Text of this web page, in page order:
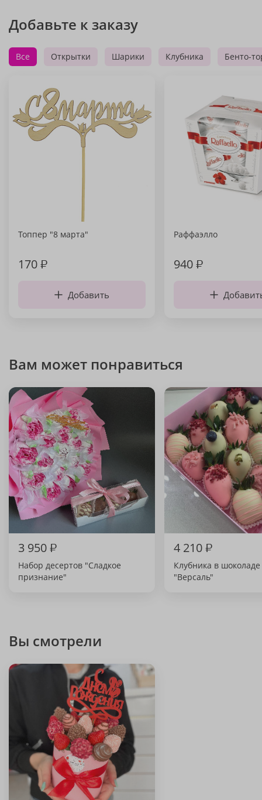
Добавьте к заказу
Все Открытки Шарики Клубника Бенто-
Топпер "8 марта"
170₽
Добавить
Раффаэлло
940₽
Вам может понравиться
3 950₽
Набор десертов "Сладкое
признание"
4 210₽
Клубника в шоколаде
"Версаль"
Вы смотрели